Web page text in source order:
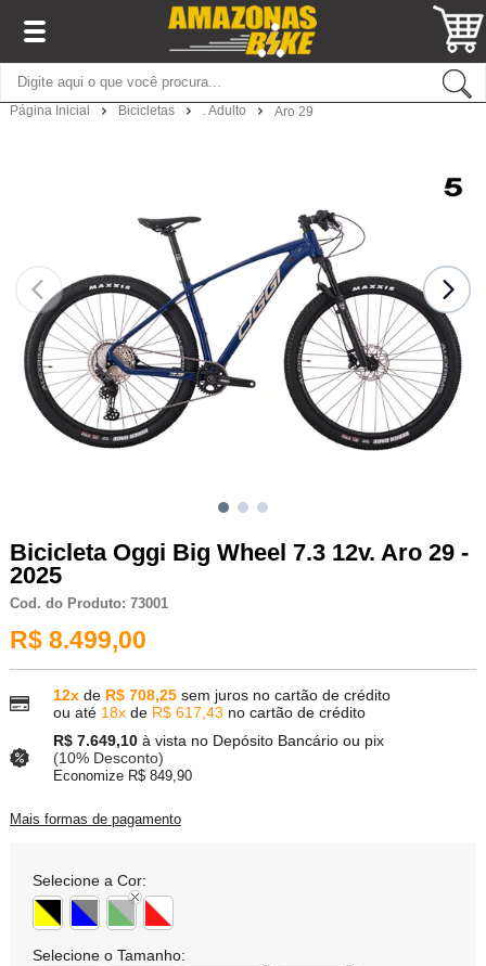
Página Inicial Bicicletas . Adulto Aro 29
Bicicleta Oggi Big Wheel 7.3 12v. Aro 29 -
2025
Cod. do Produto: 73001
R$ 8.499,00
12xde R$ 708,25 sem juros no cartão de crédito
ou até 18xde R$ 617,43 no cartão de crédito
R$ 7.649,10 à vista no Depósito Bancário ou pix
(10% Desconto)
Economize R$ 849,90
Mais formas de pagamento
Selecione a Cor:
Selecione o Tamanho: